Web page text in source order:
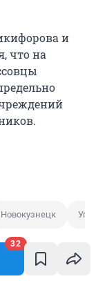
32
и
что на
Новокузнецк